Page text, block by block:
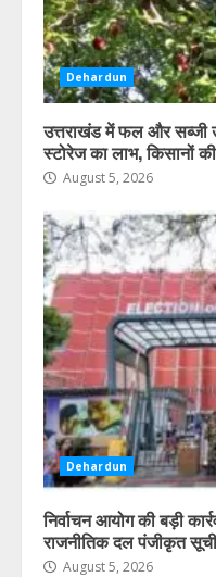
Dehardun
उत्तराखंड में फल और सब्जी
स्टोरेज का लाभ, किसानों
August 5, 2026
Dehardun
निर्वाचन आयोग की बड़ी
राजनीतिक दल पंजीकृत
August 5, 2026